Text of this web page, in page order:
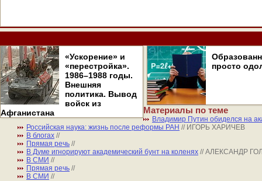
«Ускорение» и
«перестройка».
1986–1988 годы.
Внешняя
политика. Вывод
войск из
Афганистана
просто
Материалы по теме
Владимир Путин обиделся на
Российская наука: жизнь после реформы РАН // ИГОРЬ ХАРИЧЕВ
В блогах //
Прямая речь //
В Думе игнорируют академический бунт на коленях // АЛЕКСАНДР
В СМИ //
Прямая речь //
В СМИ //